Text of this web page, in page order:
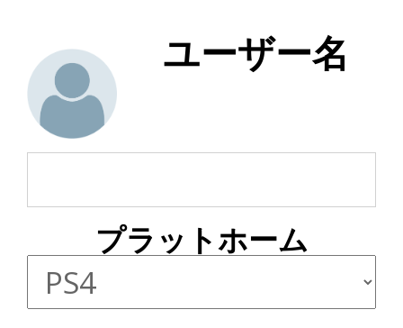
ユーザー名
プラットホーム